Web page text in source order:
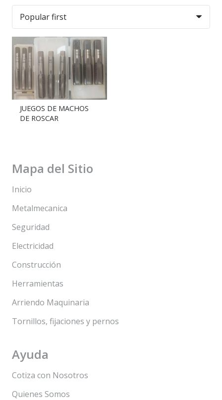
JUEGOS DE MACHOS
DE ROSCAR
Mapa del Sitio
Inicio
Metalmecanica
Seguridad
Electricidad
Construcción
Herramientas
Arriendo Maquinaria
Tornillos, fijaciones y pernos
Ayuda
Cotiza con Nosotros
Quienes Somos